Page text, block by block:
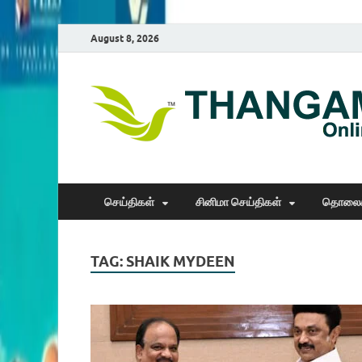
August 8, 2026
செய்திகள் சினிமா செய்திகள்
TAG: SHAIK MYDEEN